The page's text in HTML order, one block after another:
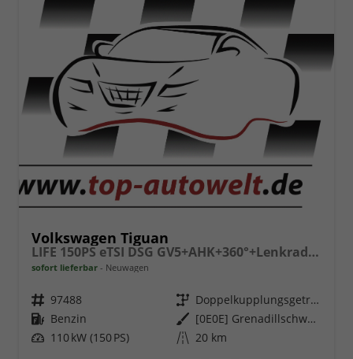
Volkswagen Tiguan
LIFE 150PS eTSI DSG GV5+AHK+360°+Lenkradheiz+IQ.Drive+ACC+App+eHeck+LED
sofort lieferbar Neuwagen
Fahrzeugnr. 97488 Getriebe
Doppelkupplungsgetriebe (DSG)
Kraftstoff Benzin Außenfarbe
[0E0E] Grenadillschwarz Metallic
Leistung 110 kW (150 PS) Kilometerstand 20 km